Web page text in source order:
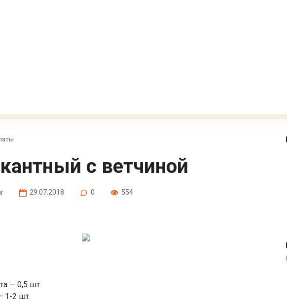
с ветчиной
29.07.2018 0 554
— 0,5 шт.
1-2 шт.